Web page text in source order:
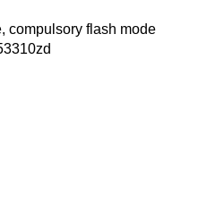
compulsory flash mode